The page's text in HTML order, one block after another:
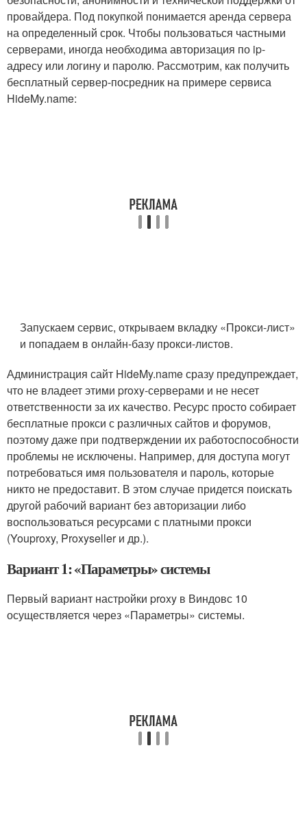
провайдера. Под покупкой понимается аренда сервера
на определенный срок. Чтобы пользоваться частными
серверами, иногда необходима авторизация по ip-
адресу или логину и паролю. Рассмотрим, как получить
бесплатный сервер-посредник на примере сервиса
HideMy.name:
Запускаем сервис, открываем вкладку «Прокси-лист»
и попадаем в онлайн-базу прокси-листов.
Администрация сайт HideMy.name сразу предупреждает,
что не владеет этими proxy-серверами и не несет
ответственности за их качество. Ресурс просто собирает
бесплатные прокси с различных сайтов и форумов,
поэтому даже при подтверждении их работоспособности
проблемы не исключены. Например, для доступа могут
потребоваться имя пользователя и пароль, которые
никто не предоставит. В этом случае придется поискать
другой рабочий вариант без авторизации либо
воспользоваться ресурсами с платными прокси
(Youproxy, Proxyseller и др.).
Вариант 1: «Параметры» системы
Первый вариант настройки proxy в Виндовс 10
осуществляется через «Параметры» системы.